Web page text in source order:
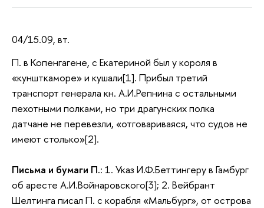
04/15.09, вт.
П. в Копенгагене, с Екатериной был у короля в
«куншткаморе» и кушали[1]. Прибыл третий
транспорт генерала кн. А.И.Репнина с остальными
пехотными полками, но три драгунских полка
датчане не перевезли, «отговариваяся, что судов не
имеют столько»[2].
Письма и бумаги П.: 1. Указ И.Ф.Беттингеру в Гамбург
об аресте А.И.Войнаровского[3]; 2. Вейбрант
Шелтинга писал П. с корабля «Мальбург», от острова